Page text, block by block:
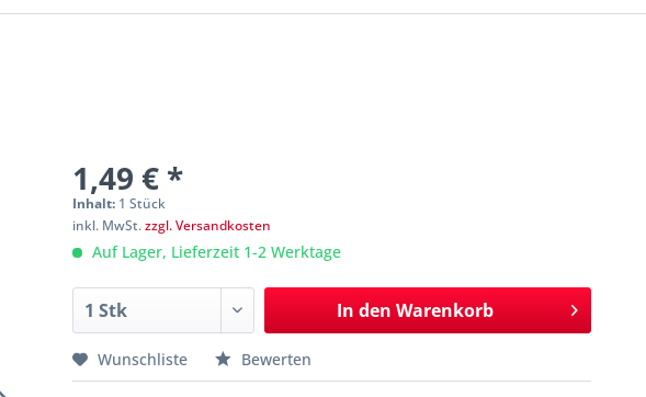
1,49 € *
Inhalt: 1 Stück
inkl. MwSt.zzgl. Versandkosten
Auf Lager, Lieferzeit 1-2 Werktage
In den Warenkorb
Wunschliste Bewerten